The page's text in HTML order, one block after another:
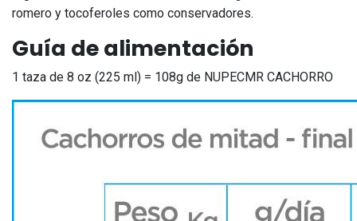
romero y tocoferoles como conservadores.
Guía de alimentación
1 taza de 8 oz (225 ml) = 108g de NUPECMR CACHORRO